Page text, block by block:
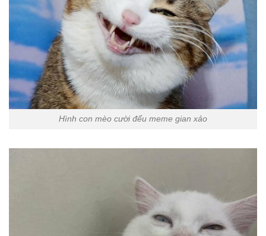
Hình con mèo cười đểu meme gian xảo